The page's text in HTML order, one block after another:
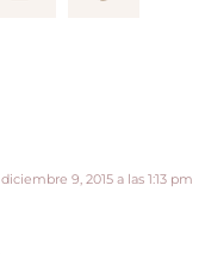
diciembre 9, 2015 a las 1:13 pm